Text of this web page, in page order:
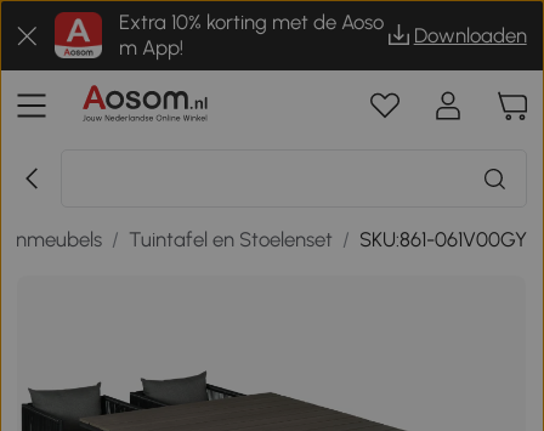
Extra 10% korting met de Aoso
m App!
Downloaden
/ Tuintafel en Stoelenset / SKU:861-061V00GY